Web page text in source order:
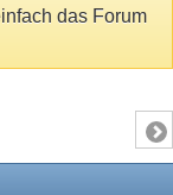
das Forum